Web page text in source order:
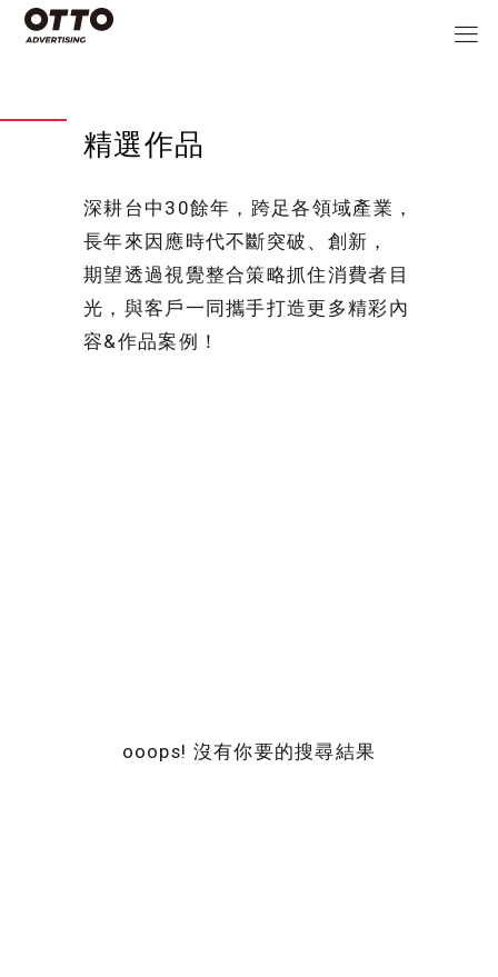
精選作品
深耕台中30餘年，跨足各領域產業，
長年來因應時代不斷突破、創新，
期望透過視覺整合策略抓住消費者目
光，與客戶一同攜手打造更多精彩內
容&作品案例！
ooops! 沒有你要的搜尋結果